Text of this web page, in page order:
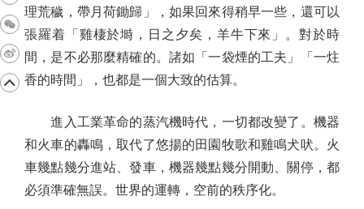
理荒穢，帶月荷鋤歸」，如果回來得稍早一些，還可以
張羅着「雞棲於塒，日之夕矣，羊牛下來」。對於時
間，是不必那麼精確的。諸如「一袋煙的工夫」「一炷
香的時間」，也都是一個大致的估算。
進入工業革命的蒸汽機時代，一切都改變了。機器
和火車的轟鳴，取代了悠揚的田園牧歌和雞鳴犬吠。火
車幾點幾分進站、發車，機器幾點幾分開動、關停，都
必須準確無誤。世界的運轉，空前的秩序化。